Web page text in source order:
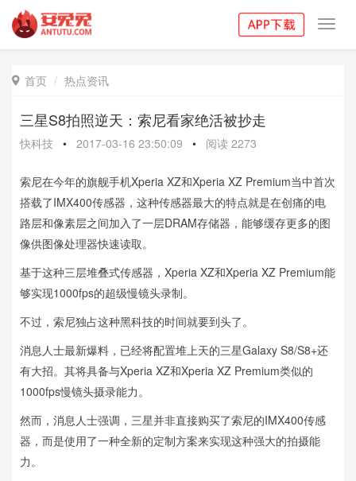
 首页 热点资讯
三星S8拍照逆天：索尼看家绝活被抄走
快科技 • 2017-03-16 23:50:09 • 阅读 2273
索尼在今年的旗舰手机Xperia XZ和Xperia XZ Premium当中首次
搭载了IMX400传感器，这种传感器最大的特点就是在创痛的电
路层和像素层之间加入了一层DRAM存储器，能够缓存更多的图
像供图像处理器快速读取。
基于这种三层堆叠式传感器，Xperia XZ和Xperia XZ Premium能
够实现1000fps的超级慢镜头录制。
不过，索尼独占这种黑科技的时间就要到头了。
消息人士最新爆料，已经将配置堆上天的三星Galaxy S8/S8+还
有大招。其将具备与Xperia XZ和Xperia XZ Premium类似的
1000fps慢镜头摄录能力。
然而，消息人士强调，三星并非直接购买了索尼的IMX400传感
器，而是使用了一种全新的定制方案来实现这种强大的拍摄能
力。